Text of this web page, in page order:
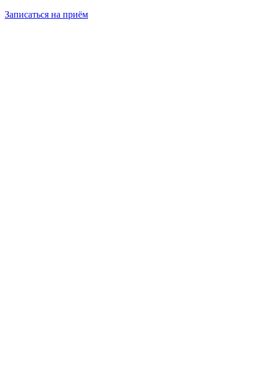
Записаться на приём